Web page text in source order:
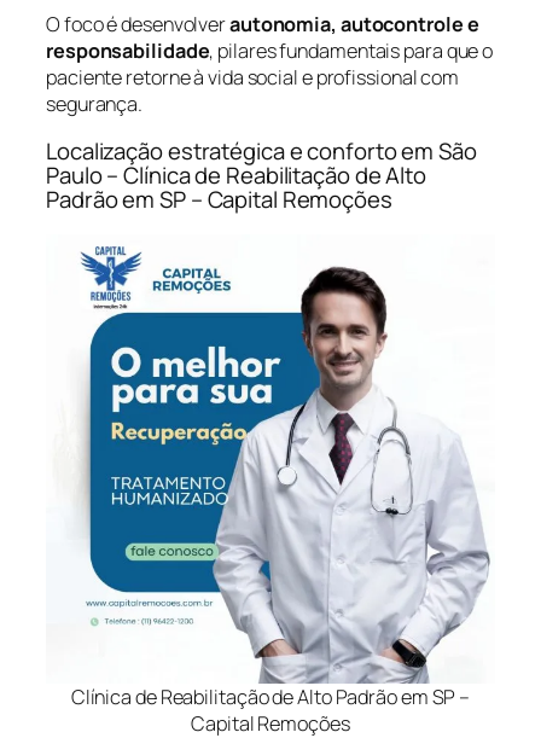
O foco é desenvolverautonomia, autocontrole e
responsabilidade, pilares fundamentais para que o
paciente retorne à vida social e profissional com
segurança.
Localização estratégica e conforto em São
Paulo – Clínica de Reabilitação de Alto
Padrão em SP – Capital Remoções
Clínica de Reabilitação de Alto Padrão em SP –
Capital Remoções